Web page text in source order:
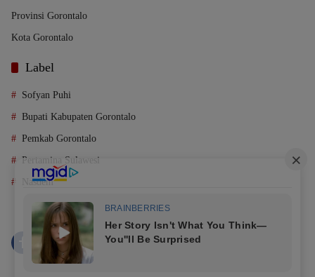
Provinsi Gorontalo
Kota Gorontalo
Label
Sofyan Puhi
Bupati Kabupaten Gorontalo
Pemkab Gorontalo
Pertamina Sulawesi
Nasdem